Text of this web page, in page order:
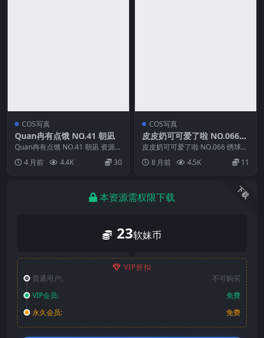
COS写真
Quan冉有点饿 NO.41 朝凪
Quan冉有点饿 NO.41 朝凪 资源简
介 「资源名称」：Quan冉有点饿
N...4 月前 4.4K 30
COS写真
皮皮奶可可爱了啦 NO.066
绣球花
皮皮奶可可爱了啦 NO.066 绣球花
资源简介 「资源名称」：皮皮奶
可可爱了啦...
8 月前 4.5K 11
下载
本资源需权限下载
23软妹币
VIP折扣
普通用户:
不可购买
VIP会员:
免费
永久会员:
免费